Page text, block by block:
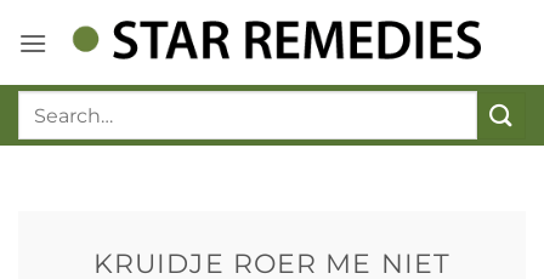
naar
KRUIDJE ROER ME NIET